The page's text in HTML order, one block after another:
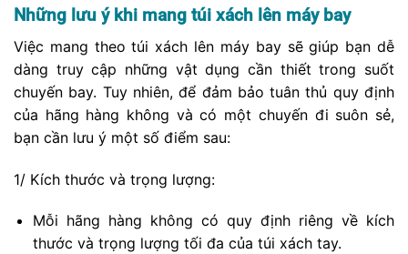
Những lưu ý khi mang túi xách lên máy bay
Việc mang theo túi xách lên máy bay sẽ giúp bạn dễ
dàng truy cập những vật dụng cần thiết trong suốt
chuyến bay. Tuy nhiên, để đảm bảo tuân thủ quy định
của hãng hàng không và có một chuyến đi suôn sẻ,
bạn cần lưu ý một số điểm sau:
1/ Kích thước và trọng lượng:
Mỗi hãng hàng không có quy định riêng về kích
thước và trọng lượng tối đa của túi xách tay.